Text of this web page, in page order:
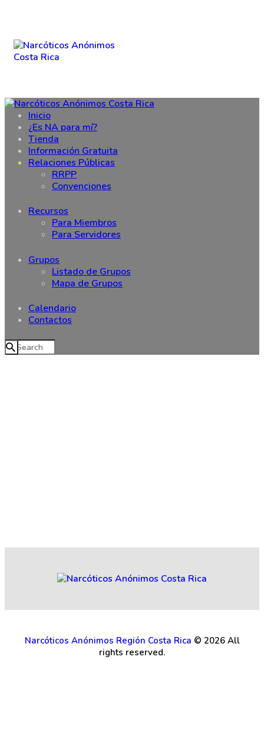
Inicio
¿Es NA para mí?
Tienda
Información Gratuita
Relaciones Públicas
RRPP
Convenciones
Recursos
Para Miembros
Para Servidores
Grupos
Listado de Grupos
Mapa de Grupos
Calendario
Contactos
Narcóticos Anónimos Región Costa Rica © 2026 All
rights reserved.